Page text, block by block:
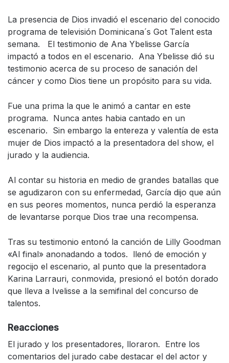
La presencia de Dios invadió el escenario del conocido
programa de televisión Dominicana´s Got Talent esta
semana. El testimonio de Ana Ybelisse García
impactó a todos en el escenario. Ana Ybelisse dió su
testimonio acerca de su proceso de sanación del
cáncer y como Dios tiene un propósito para su vida.
Fue una prima la que le animó a cantar en este
programa. Nunca antes habia cantado en un
escenario. Sin embargo la entereza y valentía de esta
mujer de Dios impactó a la presentadora del show, el
jurado y la audiencia.
Al contar su historia en medio de grandes batallas que
se agudizaron con su enfermedad, García dijo que aún
en sus peores momentos, nunca perdió la esperanza
de levantarse porque Dios trae una recompensa.
Tras su testimonio entonó la canción de Lilly Goodman
«Al final» anonadando a todos. llenó de emoción y
regocijo el escenario, al punto que la presentadora
Karina Larrauri, conmovida, presionó el botón dorado
que lleva a Ivelisse a la semifinal del concurso de
talentos.
Reacciones
El jurado y los presentadores, lloraron. Entre los
comentarios del jurado cabe destacar el del actor y